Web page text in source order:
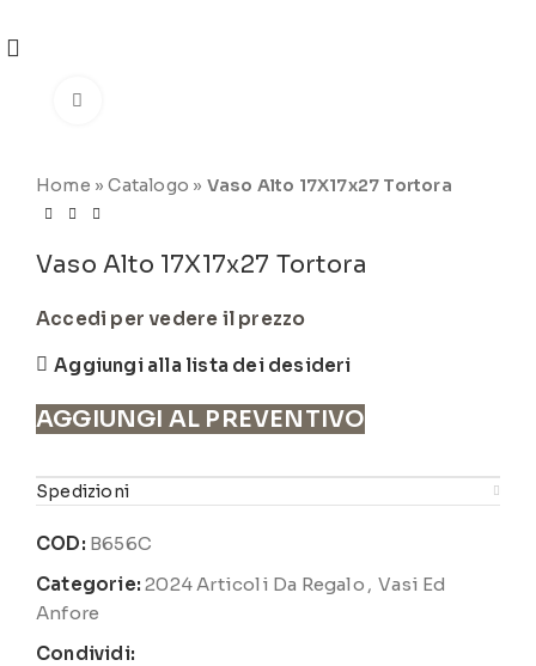
Home »Catalogo » Vaso Alto 17X17x27 Tortora
Vaso Alto 17X17x27 Tortora
Accedi per vedere il prezzo
Aggiungi alla lista dei desideri
AGGIUNGI AL PREVENTIVO
Spedizioni
COD: B656C
Categorie: 2024 Articoli Da Regalo , Vasi Ed
Anfore
Condividi: